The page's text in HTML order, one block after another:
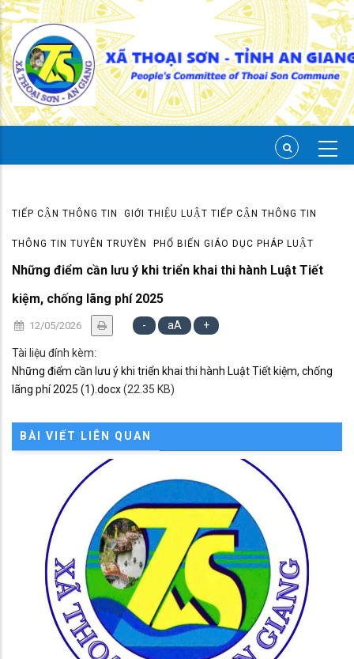
Skip
to
main
content
TIẾP CẬN THÔNG TIN GIỚI THIỆU LUẬT TIẾP CẬN THÔNG TIN
THÔNG TIN TUYÊN TRUYỀN PHỔ BIẾN GIÁO DỤC PHÁP LUẬT
Những điểm cần lưu ý khi triển khai thi hành Luật Tiết
kiệm, chống lãng phí 2025
12/05/2026 - aA +
Tài liệu đính kèm:
Những điểm cần lưu ý khi triển khai thi hành Luật Tiết kiệm, chống
lãng phí 2025 (1).docx(22.35 KB)
BÀI VIẾT LIÊN QUAN